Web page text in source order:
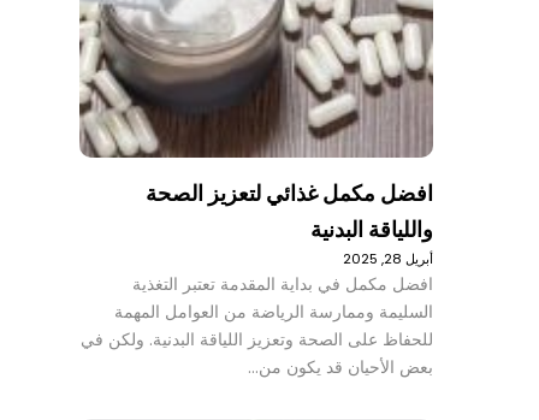
افضل مكمل غذائي لتعزيز الصحة
واللياقة البدنية
أبريل 28, 2025
افضل مكمل في بداية المقدمة تعتبر التغذية
السليمة وممارسة الرياضة من العوامل المهمة
للحفاظ على الصحة وتعزيز اللياقة البدنية. ولكن في
بعض الأحيان قد يكون من…